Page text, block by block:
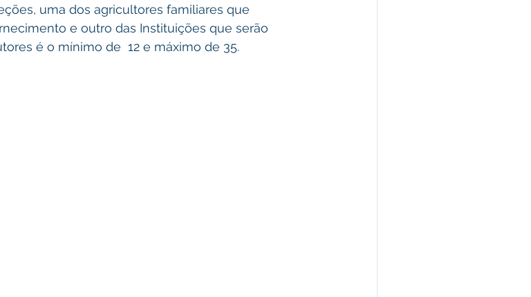
uma dos agricultores familiares que
e outro das Instituições que serão
é o mínimo de  12 e máximo de 35.